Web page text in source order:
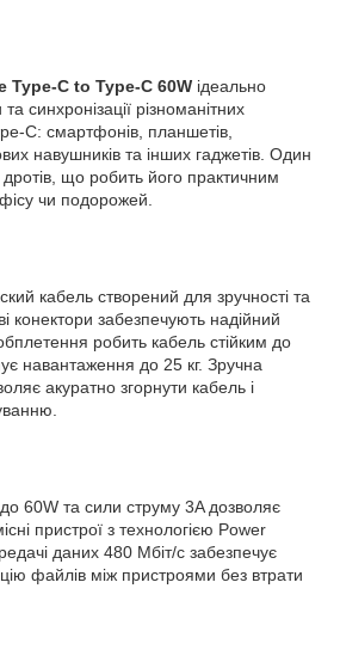
Type-C to Type-C 60W ідеально
синхронізації різноманітних
C: смартфонів, планшетів,
навушників та інших гаджетів. Один
дротів, що робить його практичним
чи подорожей.
кабель створений для зручності та
конектори забезпечують надійний
робить кабель стійким до
навантаження до 25 кг. Зручна
акуратно згорнути кабель і
60W та сили струму 3A дозволяє
пристрої з технологією Power
даних 480 Мбіт/с забезпечує
файлів між пристроями без втрати